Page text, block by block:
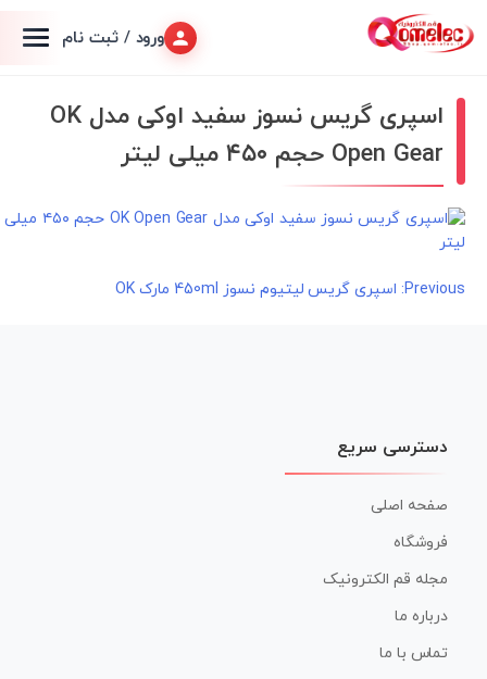
ورود / ثبت نام
اسپری گریس نسوز سفید اوکی مدل OK
Open Gear حجم ۴۵۰ میلی لیتر
راهبری
Previous: اسپری گریس لیتیوم نسوز 450ml مارک OK
دسترسی سریع
صفحه اصلی
فروشگاه
مجله قم الکترونیک
درباره ما
تماس با ما